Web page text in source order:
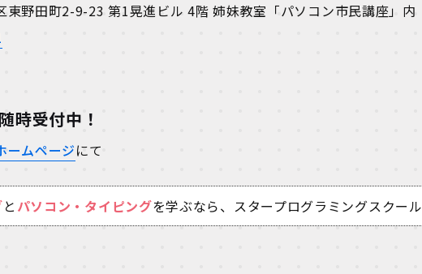
東野田町2-9-23 第1晃進ビル 4階 姉妹教室「パソコン市民講座」内
時受付中！
ームページにて
と パソコン・タイピングを学ぶなら、スタープログラミングスクール